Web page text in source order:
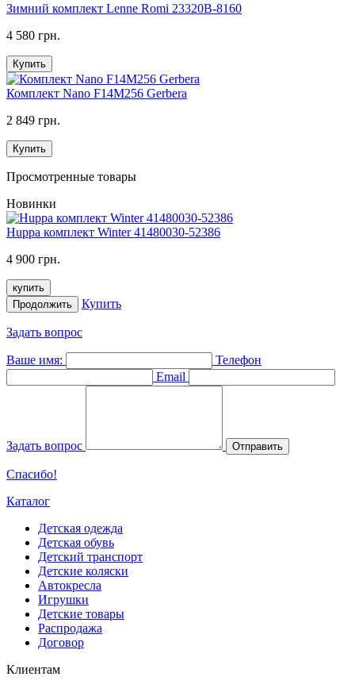
Зимний комплект Lenne Romi 23320B-8160
4 580 грн.
Купить
Комплект Nano F14M256 Gerbera
2 849 грн.
Купить
Просмотренные товары
Новинки
Huppa комплект Winter 41480030-52386
4 900 грн.
купить
Продолжить
Купить
Задать вопрос
Ваше имя:
Телефон
Email
Задать вопрос Отправить
Спасибо!
Каталог
Детская одежда
Детская обувь
Детский транспорт
Детские коляски
Автокресла
Игрушки
Детские товары
Распродажа
Договор
Клиентам